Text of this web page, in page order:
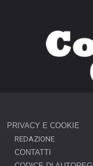
PRIVACY E COOKIE
REDAZIONE
CONTATTI